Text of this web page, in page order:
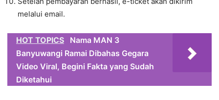
melalui email.
HOT TOPICS
Nama MAN 3
Banyuwangi Ramai Dibahas Gegara
Video Viral, Begini Fakta yang Sudah
Diketahui